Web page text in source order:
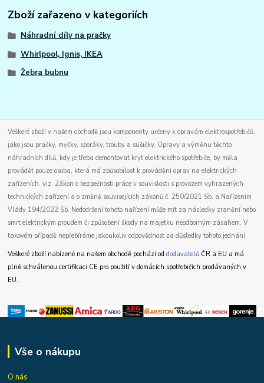
Zboží zařazeno v kategoriích
Náhradní díly na pračky
Whirlpool, Ignis, IKEA
Žebra bubnu
Veškeré zboží v našem obchodě jsou komponenty určeny k opravám elektrospotřebičů,
jako jsou pračky, myčky, sporáky, trouby a sušičky. Opravy a výměnu těchto
náhradních dílů, kdy je třeba demontovat kryt elektrického spotřebiče, by měla
provádět pouze osoba, která má způsobilost k provádění oprav na elektrických
zařízeních. viz. Zákon o bezpečnosti práce v souvislosti s provozem vyhrazených
technických zařízení a o změně souvisejících zákonů č. 250/2021 Sb. a Nařízením
Vlády 194/2022 Sb. Nedodržení tohoto nařízení může mít za následky zranění nebo
smrt elektrickým proudem či způsobení škody na majetku neodborným zásahem. V
takovém případě nepřebíráme jakoukoliv odpovědnost za důsledky tohoto jednání.
Veškeré zboží nabízené na našem obchodě pochází oddodavatelů ČR a EU a má
plně schválenou certifikaci CE pro použití v domácích spotřebičích prodávaných v
EU.
Vše o nákupu
O nás